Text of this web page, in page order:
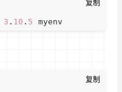
3 . 10 . 5